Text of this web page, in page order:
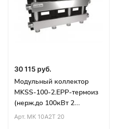
30 115 руб.
Модульный коллектор
MKSS-100-2.EPP-термоиз
(нерж.до 100кВт 2
маг.подкл.G1¼″ 2 конт G1″
Арт. MK 10A2T 20